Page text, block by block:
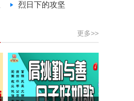
设公益小课堂
烈日下的攻坚
更多>>